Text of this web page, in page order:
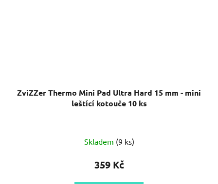
ZviZZer Thermo Mini Pad Ultra Hard 15 mm - mini
leštící kotouče 10 ks
Skladem (9 ks)
359 Kč